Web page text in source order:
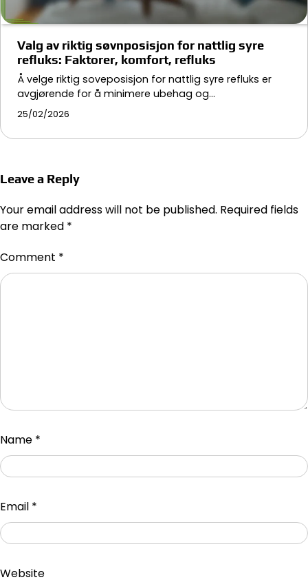
Valg av riktig søvnposisjon for nattlig syre
refluks: Faktorer, komfort, refluks
Å velge riktig soveposisjon for nattlig syre refluks er
avgjørende for å minimere ubehag og…
25/02/2026
Leave a Reply
Your email address will not be published. Required fields
are marked *
Comment *
Name *
Email *
Website